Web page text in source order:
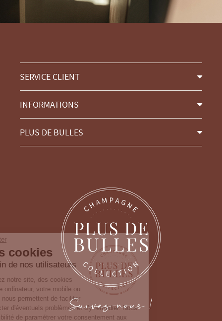
SERVICE CLIENT
INFORMATIONS
PLUS DE BULLES
Suivez-nous !
Continuer sans accepter
Gestion des cookies
Nous prenons soin de nos utilisateurs
Lorsque vous consultez notre site, des cookies
sont déposés sur votre ordinateur, votre mobile ou
votre tablette. Ceux-ci nous permettent de faciliter
la navigation, de détecter d'éventuels problèmes et d'y remédier. Nous
vous laissons la possibilité de paramétrer votre consentement aux